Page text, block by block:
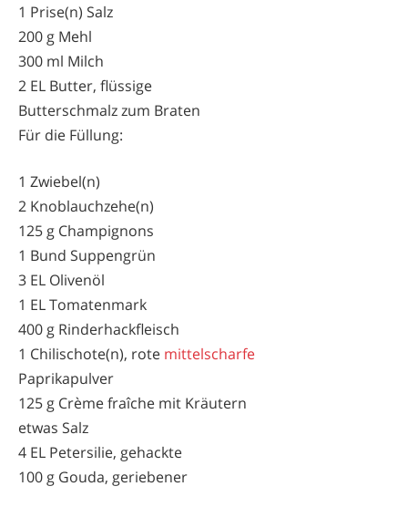
1 Prise(n) Salz
200 g Mehl
300 ml Milch
2 EL Butter, flüssige
Butterschmalz zum Braten
Für die Füllung:
1 Zwiebel(n)
2 Knoblauchzehe(n)
125 g Champignons
1 Bund Suppengrün
3 EL Olivenöl
1 EL Tomatenmark
400 g Rinderhackfleisch
1 Chilischote(n), rote mittelscharfe
Paprikapulver
125 g Crème fraîche mit Kräutern
etwas Salz
4 EL Petersilie, gehackte
100 g Gouda, geriebener